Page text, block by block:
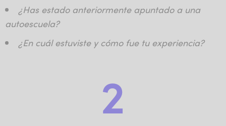
¿Has estado anteriormente apuntado a una
autoescuela?
¿En cuál estuviste y cómo fue tu experiencia?
2